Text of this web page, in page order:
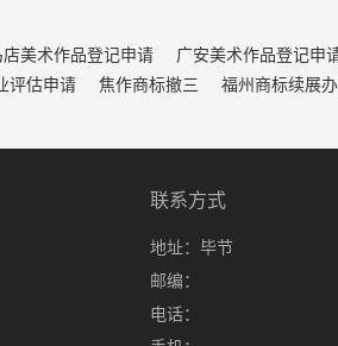
店美术作品登记申请 广安美术作品登记申
评估申请 焦作商标撤三 福州商标续展
联系方式
地址： 毕节
邮编：
电话：